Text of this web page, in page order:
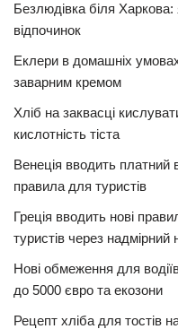
Безлюдівка біля Харкова:
відпочинок
Еклери в домашніх
заварним кремом
Хліб на заквасці
кислотність тіста
Венеція вводить платний
правила для туристів
Греція вводить нові
туристів через надмірний
Нові обмеження для
до 5000 євро та екозони
Рецепт хліба для тостів